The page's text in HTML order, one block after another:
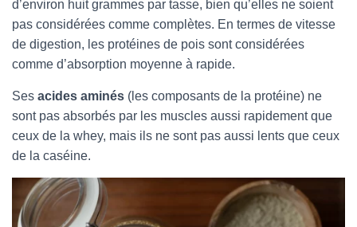
d’environ huit grammes par tasse, bien qu’elles ne soient
pas considérées comme complètes. En termes de vitesse
de digestion, les protéines de pois sont considérées
comme d’absorption moyenne à rapide.
Ses acides aminés (les composants de la protéine) ne
sont pas absorbés par les muscles aussi rapidement que
ceux de la whey, mais ils ne sont pas aussi lents que ceux
de la caséine.